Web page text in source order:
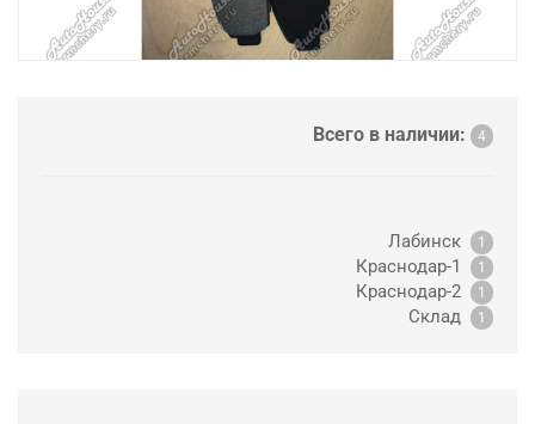
Всего в наличии: 4
Лабинск 1
Краснодар-1 1
Краснодар-2 1
Склад 1